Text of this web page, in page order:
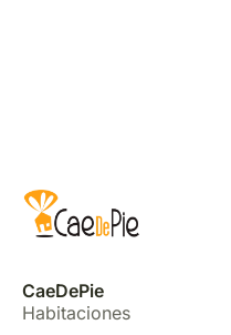
CaeDePie
Habitaciones